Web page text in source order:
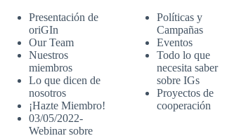
Presentación de
oriGIn
Our Team
Nuestros
miembros
Lo que dicen de
nosotros
¡Hazte Miembro!
03/05/2022-
Webinar sobre
Políticas y
Campañas
Eventos
Todo lo que
necesita saber
sobre IGs
Proyectos de
cooperación